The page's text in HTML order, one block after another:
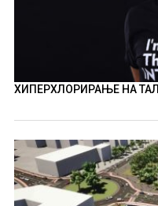
ХИПЕРХЛОРИРАЊЕ НА